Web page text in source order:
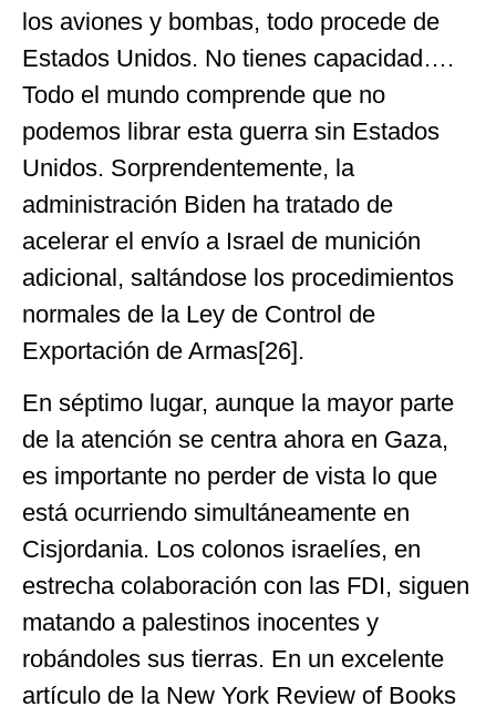
los aviones y bombas, todo procede de
Estados Unidos. No tienes capacidad….
Todo el mundo comprende que no
podemos librar esta guerra sin Estados
Unidos. Sorprendentemente, la
administración Biden ha tratado de
acelerar el envío a Israel de munición
adicional, saltándose los procedimientos
normales de la Ley de Control de
Exportación de Armas[26].
En séptimo lugar, aunque la mayor parte
de la atención se centra ahora en Gaza,
es importante no perder de vista lo que
está ocurriendo simultáneamente en
Cisjordania. Los colonos israelíes, en
estrecha colaboración con las FDI, siguen
matando a palestinos inocentes y
robándoles sus tierras. En un excelente
artículo de la New York Review of Books